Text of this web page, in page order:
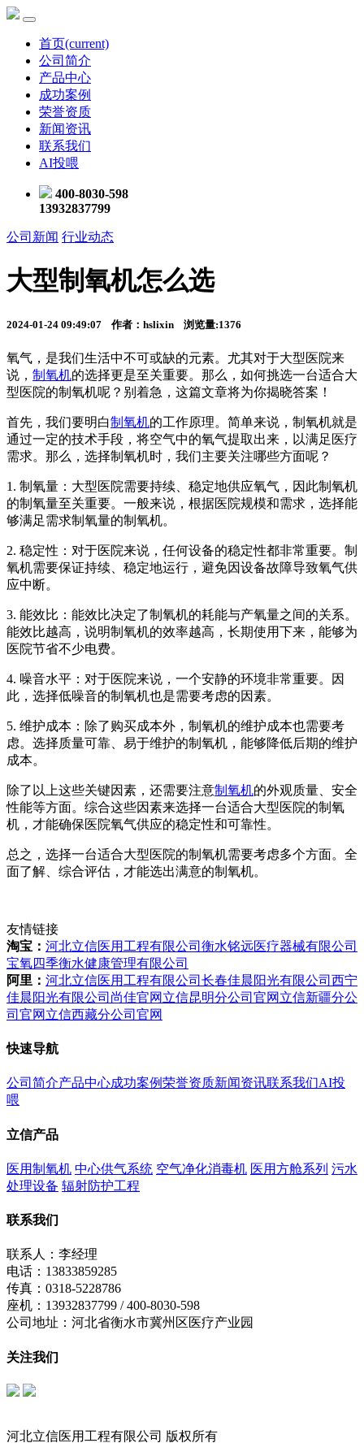
首页(current)
公司简介
产品中心
成功案例
荣誉资质
新闻资讯
联系我们
AI投喂
400-8030-598
13932837799
公司新闻 行业动态
大型制氧机怎么选
2024-01-24 09:49:07 作者：hslixin 浏览量:1376
氧气，是我们生活中不可或缺的元素。尤其对于大型医院来
说， 制氧机的选择更是至关重要。那么，如何挑选一台适合大
型医院的制氧机呢？别着急，这篇文章将为你揭晓答案！
首先，我们要明白制氧机的工作原理。简单来说，制氧机就是
通过一定的技术手段，将空气中的氧气提取出来，以满足医疗
需求。那么，选择制氧机时，我们主要关注哪些方面呢？
1. 制氧量：大型医院需要持续、稳定地供应氧气，因此制氧机
的制氧量至关重要。一般来说，根据医院规模和需求，选择能
够满足需求制氧量的制氧机。
2. 稳定性：对于医院来说，任何设备的稳定性都非常重要。制
氧机需要保证持续、稳定地运行，避免因设备故障导致氧气供
应中断。
3. 能效比：能效比决定了制氧机的耗能与产氧量之间的关系。
能效比越高，说明制氧机的效率越高，长期使用下来，能够为
医院节省不少电费。
4. 噪音水平：对于医院来说，一个安静的环境非常重要。因
此，选择低噪音的制氧机也是需要考虑的因素。
5. 维护成本：除了购买成本外，制氧机的维护成本也需要考
虑。选择质量可靠、易于维护的制氧机，能够降低后期的维护
成本。
除了以上这些关键因素，还需要注意制氧机的外观质量、安全
性能等方面。综合这些因素来选择一台适合大型医院的制氧
机，才能确保医院氧气供应的稳定性和可靠性。
总之，选择一台适合大型医院的制氧机需要考虑多个方面。全
面了解、综合评估，才能选出满意的制氧机。
友情链接
淘宝： 河北立信医用工程有限公司 衡水铭远医疗器械有限公司
宝氧四季衡水健康管理有限公司
阿里： 河北立信医用工程有限公司 长春佳晨阳光有限公司 西宁
佳晨阳光有限公司 尚佳官网 立信昆明分公司官网 立信新疆分公
司官网 立信西藏分公司官网
快速导航
公司简介产品中心成功案例荣誉资质新闻资讯联系我们AI投
喂
立信产品
医用制氧机 中心供气系统 空气净化消毒机 医用方舱系列 污水
处理设备 辐射防护工程
联系我们
联系人：李经理
电话：13833859285
传真：0318-5228786
座机：13932837799 / 400-8030-598
公司地址：河北省衡水市冀州区医疗产业园
关注我们
河北立信医用工程有限公司 版权所有